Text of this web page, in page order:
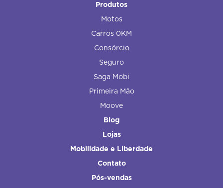
Produtos
Motos
Carros 0KM
Consórcio
Seguro
Saga Mobi
Primeira Mão
Moove
Blog
Lojas
Mobilidade e Liberdade
Contato
Pós-vendas